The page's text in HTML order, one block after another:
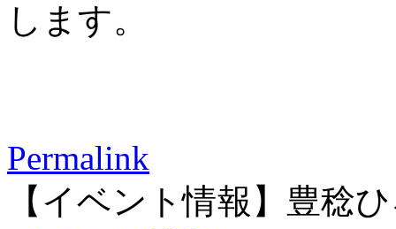
します。
Permalink
【イベント情報】豊稔